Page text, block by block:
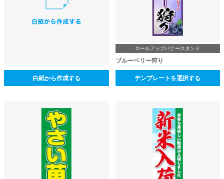
白紙から作成する
ロールアップバナースタンド
ブルーベリー狩り
テンプレートを選択する